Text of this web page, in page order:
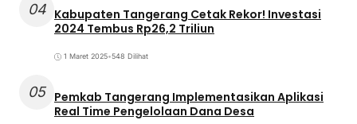
04 Kabupaten Tangerang Cetak Rekor! Investasi
2024 Tembus Rp26,2 Triliun
1 Maret 2025•548 Dilihat
05 Pemkab Tangerang Implementasikan Aplikasi
Real Time Pengelolaan Dana Desa